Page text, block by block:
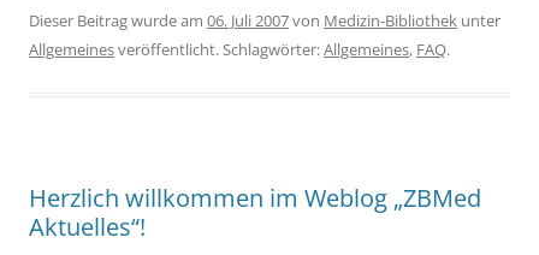
Dieser Beitrag wurde am 06. Juli 2007von Medizin-Bibliothek unter
Allgemeinesveröffentlicht. Schlagwörter:Allgemeines, FAQ.
Herzlich willkommen im Weblog „ZBMed
Aktuelles“!